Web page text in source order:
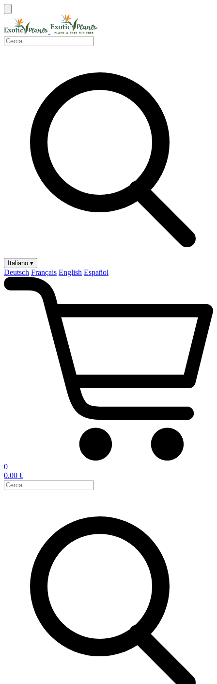
Italiano ▾
Deutsch Français English Español
0
0.00 €